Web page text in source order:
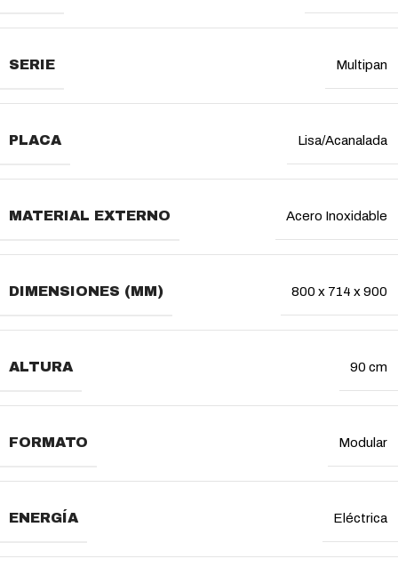
SERIE Multipan
PLACA Lisa/Acanalada
MATERIAL EXTERNO Acero Inoxidable
DIMENSIONES (MM) 800 x 714 x 900
ALTURA 90 cm
FORMATO Modular
ENERGÍA Eléctrica